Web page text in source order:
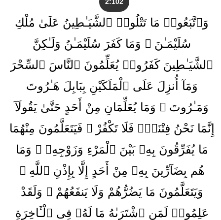
وَٱتَّبَعُوا۟ مَا تَتْلُوا۟ ٱلشَّيَـٰطِينُ عَلَىٰ مُلْكِ
سُلَيْمَـٰنَ ۖ وَمَا كَفَرَ سُلَيْمَـٰنُ وَلَـٰكِنَّ
ٱلشَّيَـٰطِينَ كَفَرُوا۟ يُعَلِّمُونَ ٱلنَّاسَ ٱلسِّحْرَ
وَمَآ أُنزِلَ عَلَى ٱلْمَلَكَيْنِ بِبَابِلَ هَـٰرُوتَ
وَمَـٰرُوتَ ۚ وَمَا يُعَلِّمَانِ مِنْ أَحَدٍ حَتَّىٰ يَقُولَآ
إِنَّمَا نَحْنُ فِتْنَةٌۭ فَلَا تَكْفُرْ ۖ فَيَتَعَلَّمُونَ مِنْهُمَا
مَا يُفَرِّقُونَ بِهِۦ بَيْنَ ٱلْمَرْءِ وَزَوْجِهِۦ ۚ وَمَا
هُم بِضَآرِّينَ بِهِۦ مِنْ أَحَدٍ إِلَّا بِإِذْنِ ٱللَّهِ ۚ
وَيَتَعَلَّمُونَ مَا يَضُرُّهُمْ وَلَا يَنفَعُهُمْ ۚ وَلَقَدْ
عَلِمُوا۟ لَمَنِ ٱشْتَرَىٰهُ مَا لَهُۥ فِى ٱلْـَٔاخِرَةِ